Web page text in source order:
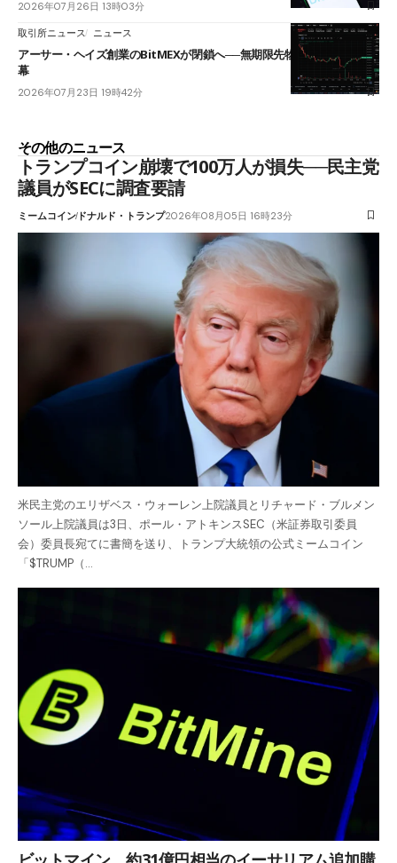
2026年07月26日 13時03分
取引所ニュース ニュース
アーサー・ヘイズ創業のBitMEXが閉鎖へ──無期限先物を生んだ11年に
幕
2026年07月23日 19時42分
その他のニュース
トランプコイン崩壊で100万人が損失──民主党
議員がSECに調査要請
ミームコインドナルド・トランプ2026年08月05日 16時23分
米民主党のエリザベス・ウォーレン上院議員とリチャード・ブルメン
ソール上院議員は3日、ポール・アトキンスSEC（米証券取引委員
会）委員長宛てに書簡を送り、トランプ大統領の公式ミームコイン
「$TRUMP（…